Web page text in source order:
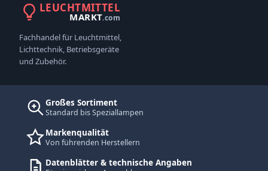
LEUCHTMITTEL
MARKT.com
Fachhandel für Leuchtmittel,
Lichttechnik, Betriebsgeräte
und Zubehör.
Großes Sortiment
Standard bis Speziallampen
Markenqualität
Von führenden Herstellern
Datenblätter & technische Angaben